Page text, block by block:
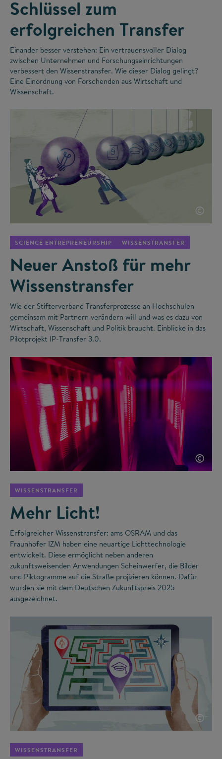
Schlüssel zum
erfolgreichen Transfer
Einander besser verstehen: Ein vertrauensvoller Dialog
zwischen Unternehmen und Forschungseinrichtungen
verbessert den Wissenstransfer. Wie dieser Dialog gelingt?
Eine Einordnung von Forschenden aus Wirtschaft und
Wissenschaft.
©
SCIENCE ENTREPRENEURSHIP WISSENSTRANSFER
Neuer Anstoß für mehr
Wissenstransfer
Wie der Stifterverband Transferprozesse an Hochschulen
gemeinsam mit Partnern verändern will und was es dazu von
Wirtschaft, Wissenschaft und Politik braucht. Einblicke in das
Pilotprojekt IP-Transfer 3.0.
©
WISSENSTRANSFER
Mehr Licht!
Erfolgreicher Wissenstransfer: ams OSRAM und das
Fraunhofer IZM haben eine neuartige Lichttechnologie
entwickelt. Diese ermöglicht neben anderen
zukunftsweisenden Anwendungen Scheinwerfer, die Bilder
und Piktogramme auf die Straße projizieren können. Dafür
wurden sie mit dem Deutschen Zukunftspreis 2025
ausgezeichnet.
©
WISSENSTRANSFER